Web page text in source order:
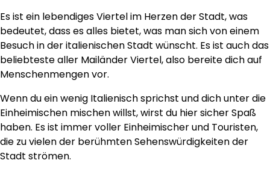
Es ist ein lebendiges Viertel im Herzen der Stadt, was
bedeutet, dass es alles bietet, was man sich von einem
Besuch in der italienischen Stadt wünscht. Es ist auch das
beliebteste aller Mailänder Viertel, also bereite dich auf
Menschenmengen vor.
Wenn du ein wenig Italienisch sprichst und dich unter die
Einheimischen mischen willst, wirst du hier sicher Spaß
haben. Es ist immer voller Einheimischer und Touristen,
die zu vielen der berühmten Sehenswürdigkeiten der
Stadt strömen.